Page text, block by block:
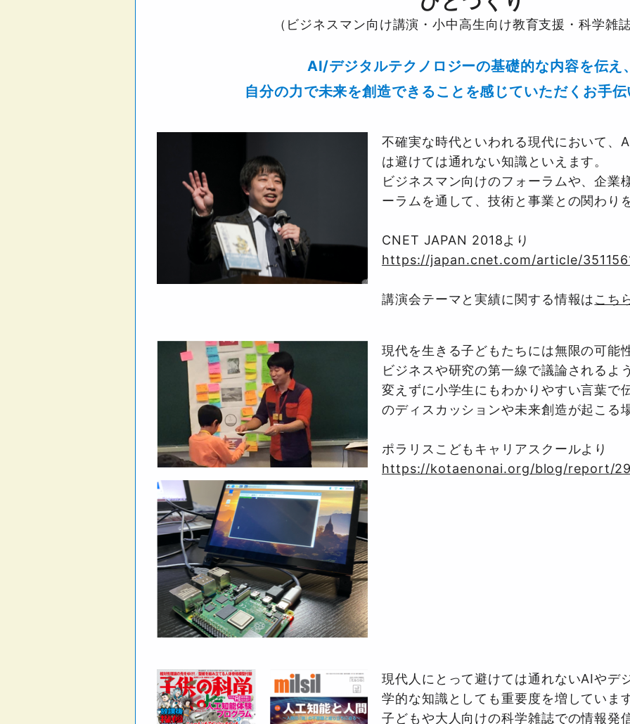
（ビジネスマン向け講演・小中高生向け教育支援・科学雑
AI/デジタルテクノロジーの基礎的な内容を伝え
自分の力で未来を創造できることを感じていただくお手
不確実な時代といわれる現代において、
は避けては通れない知識といえます。
ビジネスマン向けのフォーラムや、企業
ーラムを通して、技術と事業との関わり
CNET JAPAN 2018より
https://japan.cnet.com/article/
講演会テーマと実績に関する情報はこち
現代を生きる子どもたちには無限の可能
ビジネスや研究の第一線で議論されるよ
変えずに小学生にもわかりやすい言葉で
のディスカッションや未来創造が起こる
ポラリスこどもキャリアスクールより
https://kotaenonai.org/blog/report/
現代人にとって避けては通れないAIやデ
学的な知識としても重要度を増していま
子どもや大人向けの科学雑誌での情報発